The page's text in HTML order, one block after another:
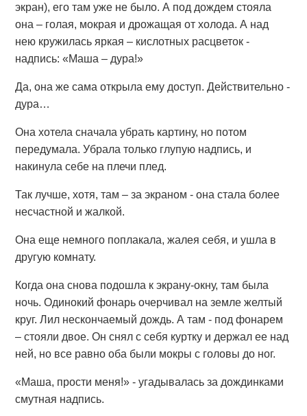
экран), его там уже не было. А под дождем стояла
она – голая, мокрая и дрожащая от холода. А над
нею кружилась яркая – кислотных расцветок -
надпись: «Маша – дура!»
Да, она же сама открыла ему доступ. Действительно -
дура…
Она хотела сначала убрать картину, но потом
передумала. Убрала только глупую надпись, и
накинула себе на плечи плед.
Так лучше, хотя, там – за экраном - она стала более
несчастной и жалкой.
Она еще немного поплакала, жалея себя, и ушла в
другую комнату.
Когда она снова подошла к экрану-окну, там была
ночь. Одинокий фонарь очерчивал на земле желтый
круг. Лил нескончаемый дождь. А там - под фонарем
– стояли двое. Он снял с себя куртку и держал ее над
ней, но все равно оба были мокры с головы до ног.
«Маша, прости меня!» - угадывалась за дождинками
смутная надпись.